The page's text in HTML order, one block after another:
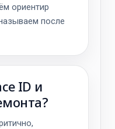
ориентир
после
ID и